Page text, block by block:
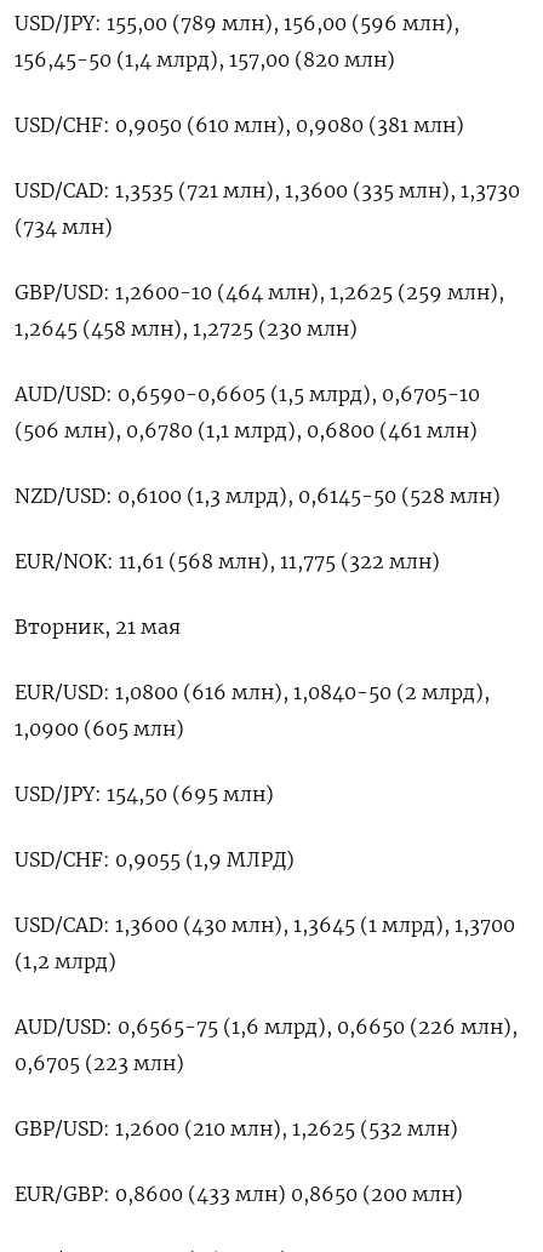
USD/JPY: 155,00 (789 млн), 156,00 (596 млн),
156,45-50 (1,4 млрд), 157,00 (820 млн)
USD/CHF: 0,9050 (610 млн), 0,9080 (381 млн)
USD/CAD: 1,3535 (721 млн), 1,3600 (335 млн), 1,3730
(734 млн)
GBP/USD: 1,2600-10 (464 млн), 1,2625 (259 млн),
1,2645 (458 млн), 1,2725 (230 млн)
AUD/USD: 0,6590-0,6605 (1,5 млрд), 0,6705-10
(506 млн), 0,6780 (1,1 млрд), 0,6800 (461 млн)
NZD/USD: 0,6100 (1,3 млрд), 0,6145-50 (528 млн)
EUR/NOK: 11,61 (568 млн), 11,775 (322 млн)
Вторник, 21 мая
EUR/USD: 1,0800 (616 млн), 1,0840-50 (2 млрд),
1,0900 (605 млн)
USD/JPY: 154,50 (695 млн)
USD/CHF: 0,9055 (1,9 МЛРД)
USD/CAD: 1,3600 (430 млн), 1,3645 (1 млрд), 1,3700
(1,2 млрд)
AUD/USD: 0,6565-75 (1,6 млрд), 0,6650 (226 млн),
0,6705 (223 млн)
GBP/USD: 1,2600 (210 млн), 1,2625 (532 млн)
EUR/GBP: 0,8600 (433 млн) 0,8650 (200 млн)